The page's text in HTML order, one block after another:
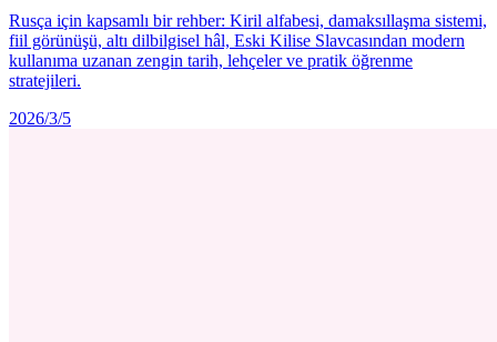
Rusça için kapsamlı bir rehber: Kiril alfabesi, damaksıllaşma sistemi,
fiil görünüşü, altı dilbilgisel hâl, Eski Kilise Slavcasından modern
kullanıma uzanan zengin tarih, lehçeler ve pratik öğrenme
stratejileri.
2026/3/5